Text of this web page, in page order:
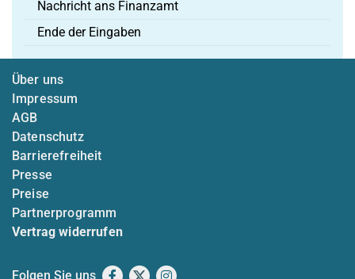
Nachricht ans Finanzamt
Ende der Eingaben
Über uns
Impressum
AGB
Datenschutz
Barrierefreiheit
Presse
Preise
Partnerprogramm
Vertrag widerrufen
Folgen Sie uns Facebook
X Instagram